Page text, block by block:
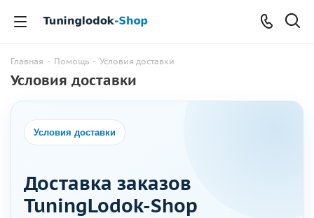
Главная - Помощь - Условия доставки
Условия доставки
Условия доставки
Доставка заказов
TuningLodok-Shop